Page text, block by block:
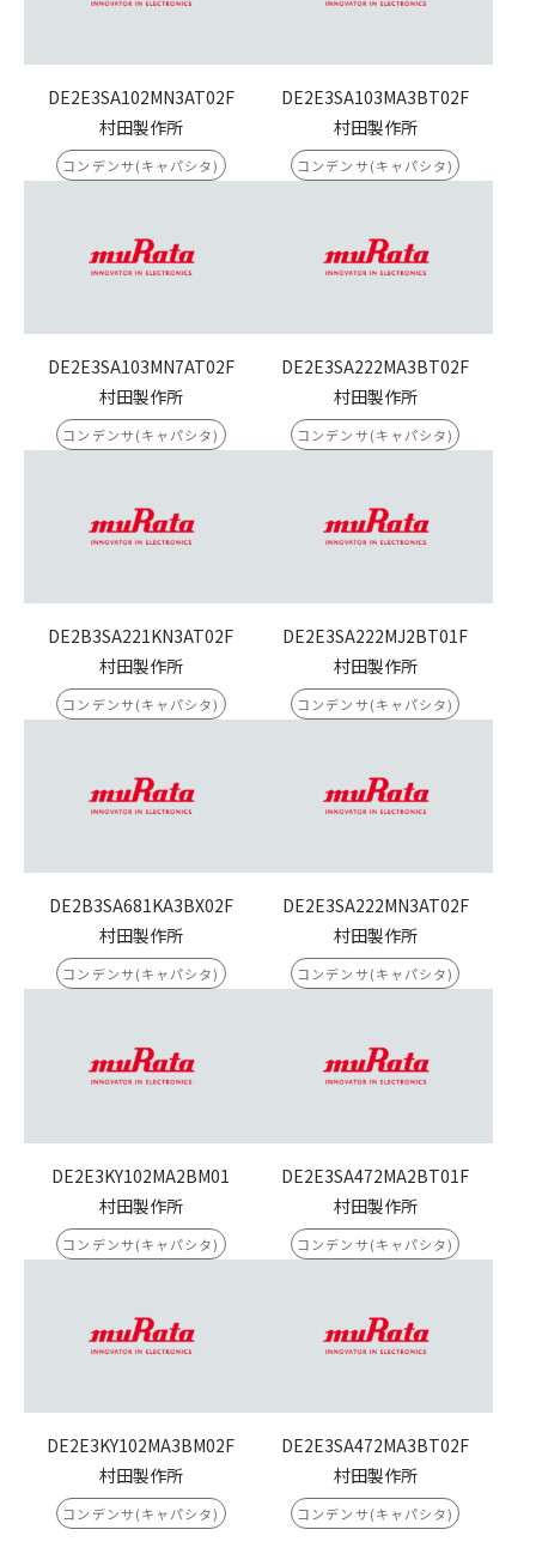
DE2E3SA102MN3AT02F
村田製作所
コンデンサ(キャパシタ)
DE2E3SA103MA3BT02F
村田製作所
コンデンサ(キャパシタ)
DE2E3SA103MN7AT02F
村田製作所
コンデンサ(キャパシタ)
DE2E3SA222MA3BT02F
村田製作所
コンデンサ(キャパシタ)
DE2B3SA221KN3AT02F
村田製作所
コンデンサ(キャパシタ)
DE2E3SA222MJ2BT01F
村田製作所
コンデンサ(キャパシタ)
DE2B3SA681KA3BX02F
村田製作所
コンデンサ(キャパシタ)
DE2E3SA222MN3AT02F
村田製作所
コンデンサ(キャパシタ)
DE2E3KY102MA2BM01
村田製作所
コンデンサ(キャパシタ)
DE2E3SA472MA2BT01F
村田製作所
コンデンサ(キャパシタ)
DE2E3KY102MA3BM02F
村田製作所
コンデンサ(キャパシタ)
DE2E3SA472MA3BT02F
村田製作所
コンデンサ(キャパシタ)